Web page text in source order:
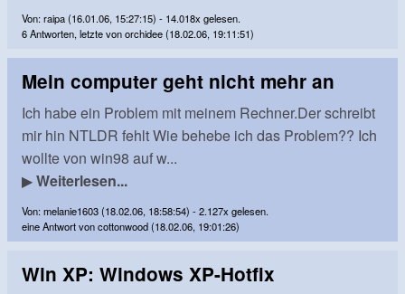
Von: raipa (16.01.06, 15:27:15) - 14.018x gelesen.
6 Antworten, letzte von orchidee (18.02.06, 19:11:51)
Mein computer geht nicht mehr an
Ich habe ein Problem mit meinem Rechner.Der schreibt
mir hin NTLDR fehlt Wie behebe ich das Problem?? Ich
wollte von win98 auf w...
▶Weiterlesen...
Von: melanie1603 (18.02.06, 18:58:54) - 2.127x gelesen.
eine Antwort von cottonwood (18.02.06, 19:01:26)
Win XP: Windows XP-Hotfix